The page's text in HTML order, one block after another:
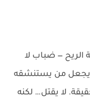
الريح — ضباب لا
ويجعل من يستنشقه
لا يقتل… لكنه